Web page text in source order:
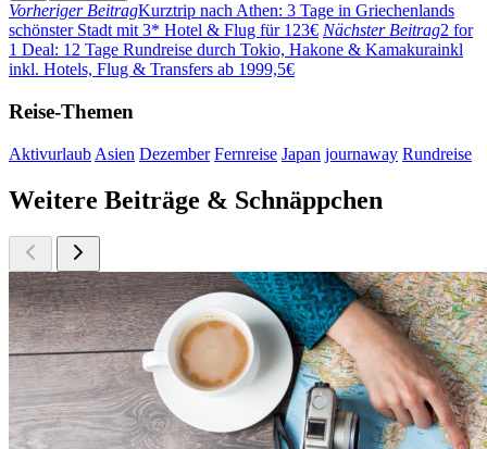
Vorheriger BeitragKurztrip nach Athen: 3 Tage in Griechenlands
schönster Stadt mit 3* Hotel & Flug für 123€ Nächster Beitrag2 for
1 Deal: 12 Tage Rundreise durch Tokio, Hakone & Kamakurainkl
inkl. Hotels, Flug & Transfers ab 1999,5€
Reise-Themen
Aktivurlaub Asien Dezember Fernreise Japan journaway Rundreise
Weitere Beiträge & Schnäppchen